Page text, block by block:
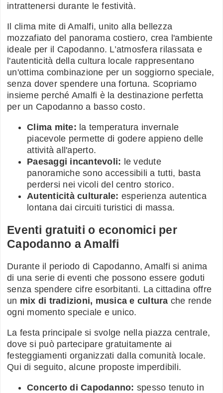
intrattenersi durante le festività.
Il clima mite di Amalfi, unito alla bellezza
mozzafiato del panorama costiero, crea l'ambiente
ideale per il Capodanno. L’atmosfera rilassata e
l'autenticità della cultura locale rappresentano
un'ottima combinazione per un soggiorno speciale,
senza dover spendere una fortuna. Scopriamo
insieme perché Amalfi è la destinazione perfetta
per un Capodanno a basso costo.
Clima mite: la temperatura invernale
piacevole permette di godere appieno delle
attività all'aperto.
Paesaggi incantevoli: le vedute
panoramiche sono accessibili a tutti, basta
perdersi nei vicoli del centro storico.
Autenticità culturale: esperienza autentica
lontana dai circuiti turistici di massa.
Eventi gratuiti o economici per
Capodanno a Amalfi
Durante il periodo di Capodanno, Amalfi si anima
di una serie di eventi che possono essere goduti
senza spendere cifre esorbitanti. La cittadina offre
un mix di tradizioni, musica e cultura che rende
ogni momento speciale e unico.
La festa principale si svolge nella piazza centrale,
dove si può partecipare gratuitamente ai
festeggiamenti organizzati dalla comunità locale.
Qui di seguito, alcune proposte imperdibili.
Concerto di Capodanno: spesso tenuto in